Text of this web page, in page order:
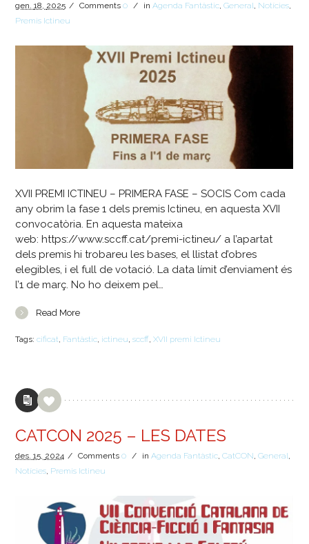
gen.18, 2025 / Comments0 / inAgenda Fantàstic,General, Notícies,
Premis Ictineu
XVII PREMI ICTINEU – PRIMERA FASE – SOCIS Com cada
any obrim la fase 1 dels premis Ictineu, en aquesta XVII
convocatòria. En aquesta mateixa
web: https://www.sccff.cat/premi-ictineu/ a l’apartat
dels premis hi trobareu les bases, el llistat d’obres
elegibles, i el full de votació. La data límit d’enviament és
l’1 de març. No ho deixem pel…
Read More
Tags:cificat, Fantàstic, ictineu,sccff,XVII premi Ictineu
CATCON 2025 – LES DATES
des.15, 2024 / Comments0 / inAgenda Fantàstic,CatCON,General,
Notícies, Premis Ictineu